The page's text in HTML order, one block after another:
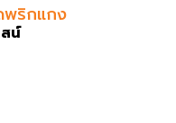
พริกแกง
น์